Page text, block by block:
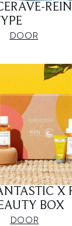
DOOR
X
BOX
DOOR